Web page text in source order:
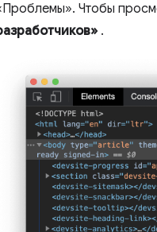
Чтобы
.